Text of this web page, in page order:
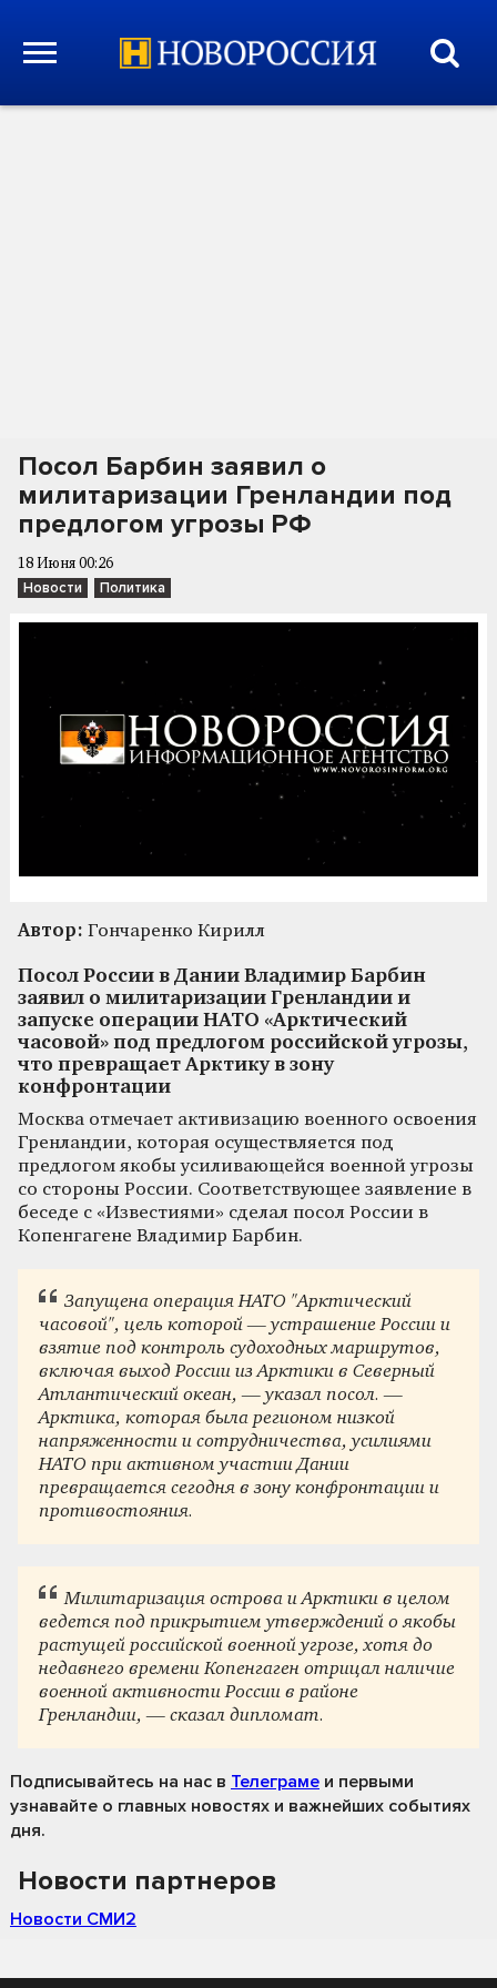
Посол Барбин заявил о
милитаризации Гренландии под
предлогом угрозы РФ
18 Июня 00:26
Новости Политика
Автор: Гончаренко Кирилл
Посол России в Дании Владимир Барбин
заявил о милитаризации Гренландии и
запуске операции НАТО «Арктический
часовой» под предлогом российской угрозы,
что превращает Арктику в зону
конфронтации
Москва отмечает активизацию военного освоения
Гренландии, которая осуществляется под
предлогом якобы усиливающейся военной угрозы
со стороны России. Соответствующее заявление в
беседе с «Известиями» сделал посол России в
Копенгагене Владимир Барбин.
Запущена операция НАТО "Арктический
часовой", цель которой — устрашение России и
взятие под контроль судоходных маршрутов,
включая выход России из Арктики в Северный
Атлантический океан, — указал посол. —
Арктика, которая была регионом низкой
напряженности и сотрудничества, усилиями
НАТО при активном участии Дании
превращается сегодня в зону конфронтации и
противостояния.
Милитаризация острова и Арктики в целом
ведется под прикрытием утверждений о якобы
растущей российской военной угрозе, хотя до
недавнего времени Копенгаген отрицал наличие
военной активности России в районе
Гренландии, — сказал дипломат.
Подписывайтесь на нас в Телеграме и первыми
узнавайте о главных новостях и важнейших событиях
дня.
Новости партнеров
Новости СМИ2